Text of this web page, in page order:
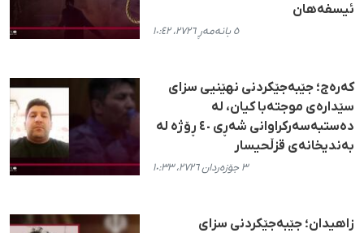
ئیسفەهان
٥ بانەمەڕ ٢٧٢٦، ١٠:٤٢
کەرەج؛ جێبەجێکردنی نهێنیی سزای
سێدارەی موجتەبا کیان، لە
دەستبەسەرکراوانی شەڕی ٤٠ ڕۆژە لە
بەندیخانەی قزڵحیسار
٣ جۆزەردان ٢٧٢٦، ١٠:٣٣
زاهیدان؛ جێبەجێکردنی سزای